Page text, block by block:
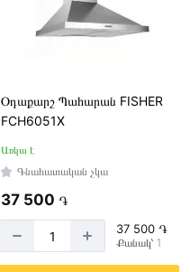
Օդաքարշ Պահարան FISHER
FCH6051X
Առկա է
Գնահատական չկա
37 500 ֏
37 500 ֏
Քանակ՝ 1